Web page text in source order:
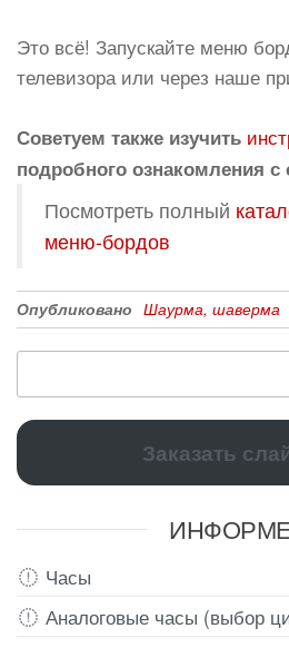
Это всё! Запускайте меню
телевизора или через наше
Советуем также изучить
подробного ознакомления с
Посмотреть полный
меню-бордов
Опубликовано Шаурма, шаверма
Заказать
Часы
Аналоговые часы (выбор